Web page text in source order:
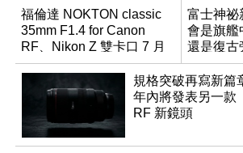
福倫達 NOKTON classic
35mm F1.4 for Canon
RF、Nikon Z 雙卡口 7 月
同步登台
富士神祕
會是旗艦
還是復古
規格突破再寫新篇
年內將發表另一款
RF 新鏡頭